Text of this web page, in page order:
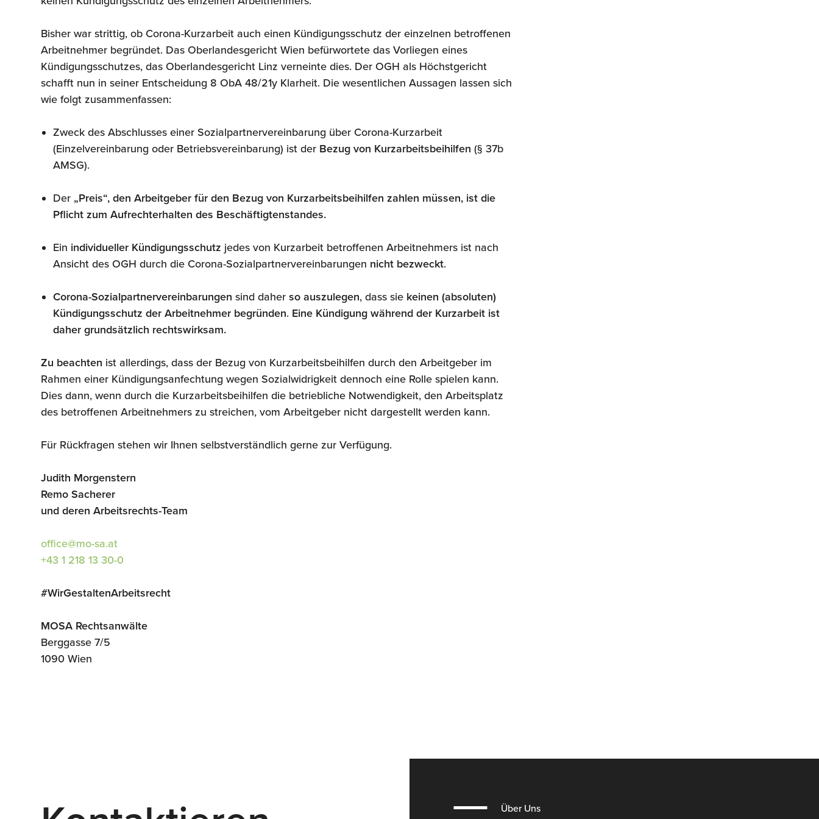
Bisher war strittig, ob Corona-Kurzarbeit auch einen Kündigungsschutz der einzelnen betroffenen
Arbeitnehmer begründet. Das Oberlandesgericht Wien befürwortete das Vorliegen eines
Kündigungsschutzes, das Oberlandesgericht Linz verneinte dies. Der OGH als Höchstgericht
schafft nun in seiner Entscheidung 8 ObA 48/21y Klarheit. Die wesentlichen Aussagen lassen sich
wie folgt zusammenfassen:
Zweck des Abschlusses einer Sozialpartnervereinbarung über Corona-Kurzarbeit
(Einzelvereinbarung oder Betriebsvereinbarung) ist der Bezug von Kurzarbeitsbeihilfen (§ 37b
AMSG).
Der „Preis“, den Arbeitgeber für den Bezug von Kurzarbeitsbeihilfen zahlen müssen, ist die
Pflicht zum Aufrechterhalten des Beschäftigtenstandes.
Ein individueller Kündigungsschutz jedes von Kurzarbeit betroffenen Arbeitnehmers ist nach
Ansicht des OGH durch die Corona-Sozialpartnervereinbarungen nicht bezweckt.
Corona-Sozialpartnervereinbarungensind daherso auszulegen, dass sie keinen (absoluten)
Kündigungsschutz der Arbeitnehmer begründen. Eine Kündigung während der Kurzarbeit ist
daher grundsätzlich rechtswirksam.
Zu beachten ist allerdings, dass der Bezug von Kurzarbeitsbeihilfen durch den Arbeitgeber im
Rahmen einer Kündigungsanfechtung wegen Sozialwidrigkeit dennoch eine Rolle spielen kann.
Dies dann, wenn durch die Kurzarbeitsbeihilfen die betriebliche Notwendigkeit, den Arbeitsplatz
des betroffenen Arbeitnehmers zu streichen, vom Arbeitgeber nicht dargestellt werden kann.
Für Rückfragen stehen wir Ihnen selbstverständlich gerne zur Verfügung.
Judith Morgenstern
Remo Sacherer
und deren Arbeitsrechts-Team
office@mo-sa.at
+43 1 218 13 30-0
#WirGestaltenArbeitsrecht
MOSA Rechtsanwälte
Berggasse 7/5
1090 Wien
Über Uns